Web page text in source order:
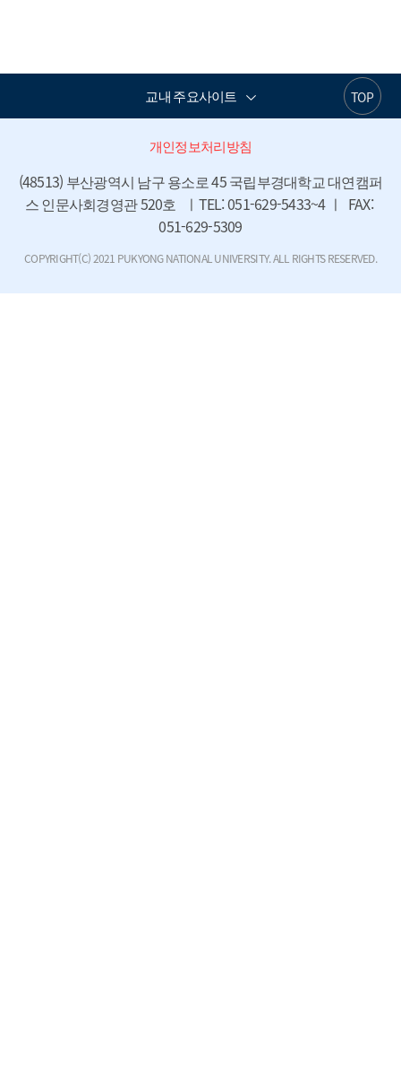
TOP
교내 주요사이트
개인정보처리방침
(48513) 부산광역시 남구 용소로 45 국립부경대학교 대연캠퍼
스 인문사회경영관 520호   ㅣTEL: 051-629-5433~4 ㅣ  FAX:
051-629-5309
COPYRIGHT(C) 2021 PUKYONG NATIONAL UNIVERSITY. ALL RIGHTS RESERVED.